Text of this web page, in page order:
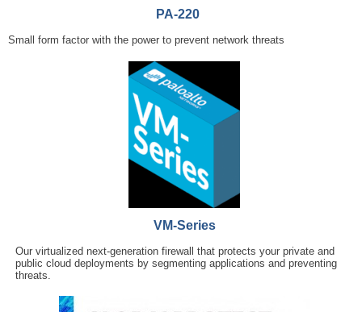
PA-220
Small form factor with the power to prevent network threats
VM-Series
Our virtualized next-generation firewall that protects your private and
public cloud deployments by segmenting applications and preventing
threats.